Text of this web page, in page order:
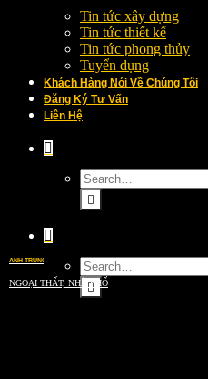
Tin tức xây dựng
Tin tức thiết kế
Tin tức phong thủy
Tuyển dụng
Khách Hàng Nói Về Chúng Tôi
Đăng Ký Tư Vấn
Liên Hệ
ANH TRUNG
NGOẠI THẤT, NHÀ PHỐ